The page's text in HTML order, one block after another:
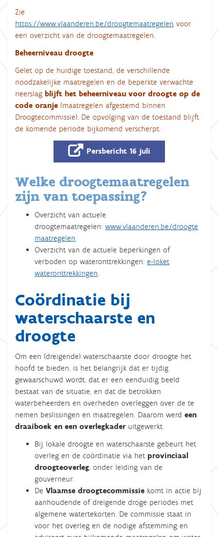
Zie
https://www.vlaanderen.be/droogtemaatregelen voor
een overzicht van de droogtemaatregelen.
Beheerniveau droogte
Gelet op de huidige toestand, de verschillende
noodzakelijke maatregelen en de beperkte verwachte
neerslag blijft het beheerniveau voor droogte op de
code oranje (maatregelen afgestemd binnen
Droogtecommissie). De opvolging van de toestand blijft
de komende periode bijkomend verscherpt.
Persbericht 16 juli
Welke droogtemaatregelen
zijn van toepassing?
Overzicht van actuele
droogtemaatregelen: www.vlaanderen.be/droogte
maatregelen.
Overzicht van de actuele beperkingen of
verboden op wateronttrekkingen: e-loket
wateronttrekkingen.
Coördinatie bij
waterschaarste en
droogte
Om een (dreigende) waterschaarste door droogte het
hoofd te bieden, is het belangrijk dat er tijdig
gewaarschuwd wordt, dat er een eenduidig beeld
bestaat van de situatie, en dat de betrokken
waterbeheerders en overheden overleggen over de te
nemen beslissingen en maatregelen. Daarom werd een
draaiboek en een overlegkaderuitgewerkt.
Bij lokale droogte en waterschaarste gebeurt het
overleg en de coördinatie via het provinciaal
droogteoverleg, onder leiding van de
gouverneur.
De Vlaamse droogtecommissie komt in actie bij
aanhoudende of dreigende droge periodes met
algemene watertekorten. De commissie staat in
voor het overleg en de nodige afstemming en